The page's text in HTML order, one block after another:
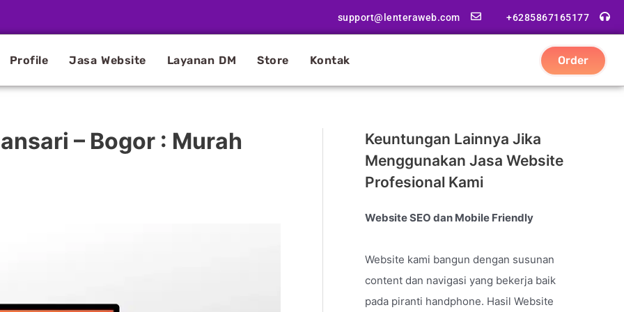
support@lenteraweb.com +6285867165177
Profile Jasa Website Layanan DM Store Kontak Order
– Bogor : Murah
Keuntungan Lainnya Jika
Menggunakan Jasa Website
Profesional Kami
Website SEO dan Mobile Friendly
Website kami bangun dengan susunan
content dan navigasi yang bekerja baik
pada piranti handphone. Hasil Website